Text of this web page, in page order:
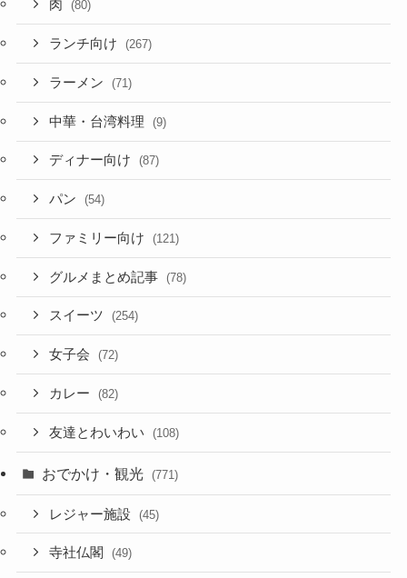
肉 (80)
ランチ向け (267)
ラーメン (71)
中華・台湾料理 (9)
ディナー向け (87)
パン (54)
ファミリー向け (121)
グルメまとめ記事 (78)
スイーツ (254)
女子会 (72)
カレー (82)
友達とわいわい (108)
おでかけ・観光 (771)
レジャー施設 (45)
寺社仏閣 (49)